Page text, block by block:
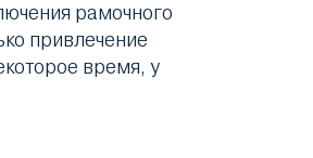
рамочного
привлечение
время, у